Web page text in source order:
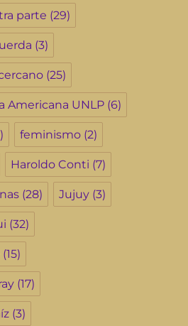
parte (29)
(3)
(25)
Americana UNLP (6)
feminismo (2)
Haroldo Conti (7)
(28) Jujuy (3)
(32)
(15)
(17)
(3)